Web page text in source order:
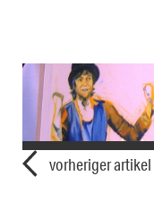
vorheriger artikel